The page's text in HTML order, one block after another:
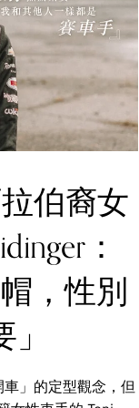
伯裔女
：
，性別
」的定型觀念，但